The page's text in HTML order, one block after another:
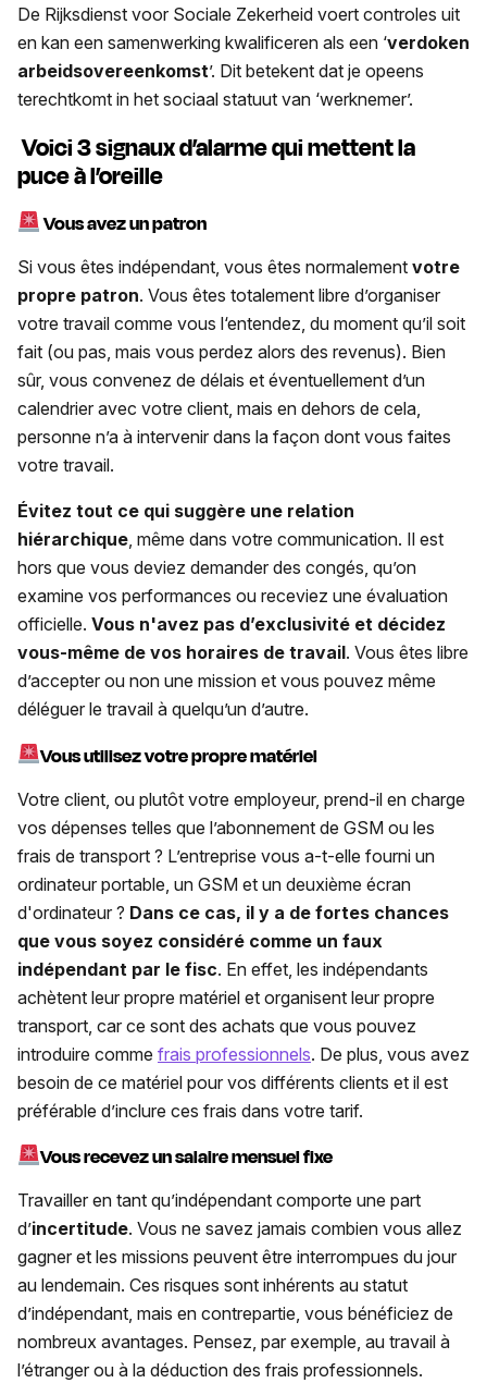
De Rijksdienst voor Sociale Zekerheid voert controles uit
en kan een samenwerking kwalificeren als een ‘verdoken
arbeidsovereenkomst’. Dit betekent dat je opeens
terechtkomt in het sociaal statuut van ‘werknemer’.
Voici 3 signaux d’alarme qui mettent la
puce à l’oreille
Vous avez un patron
Si vous êtes indépendant, vous êtes normalement votre
propre patron. Vous êtes totalement libre d’organiser
votre travail comme vous l‘entendez, du moment qu’il soit
fait (ou pas, mais vous perdez alors des revenus). Bien
sûr, vous convenez de délais et éventuellement d’un
calendrier avec votre client, mais en dehors de cela,
personne n’a à intervenir dans la façon dont vous faites
votre travail.
Évitez tout ce qui suggère une relation
hiérarchique, même dans votre communication. Il est
hors que vous deviez demander des congés, qu’on
examine vos performances ou receviez une évaluation
officielle. Vous n'avez pas d’exclusivité et décidez
vous-même de vos horaires de travail. Vous êtes libre
d’accepter ou non une mission et vous pouvez même
déléguer le travail à quelqu’un d’autre.
Vous utilisez votre propre matériel
Votre client, ou plutôt votre employeur, prend-il en charge
vos dépenses telles que l’abonnement de GSM ou les
frais de transport ? L’entreprise vous a-t-elle fourni un
ordinateur portable, un GSM et un deuxième écran
d'ordinateur ? Dans ce cas, il y a de fortes chances
que vous soyez considéré comme un faux
indépendant par le fisc. En effet, les indépendants
achètent leur propre matériel et organisent leur propre
transport, car ce sont des achats que vous pouvez
introduire comme frais professionnels. De plus, vous avez
besoin de ce matériel pour vos différents clients et il est
préférable d’inclure ces frais dans votre tarif.
Vous recevez un salaire mensuel fixe
Travailler en tant qu’indépendant comporte une part
d’incertitude. Vous ne savez jamais combien vous allez
gagner et les missions peuvent être interrompues du jour
au lendemain. Ces risques sont inhérents au statut
d’indépendant, mais en contrepartie, vous bénéficiez de
nombreux avantages. Pensez, par exemple, au travail à
l’étranger ou à la déduction des frais professionnels.